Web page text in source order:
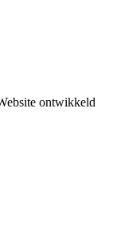
ontwikkeld